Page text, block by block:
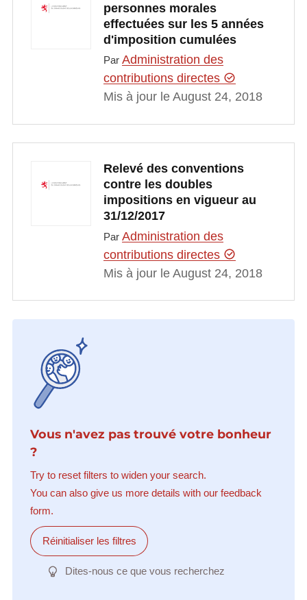
personnes morales
effectuées sur les 5 années
d'imposition cumulées
Par Administration des
contributions directes
Mis à jour le August 24, 2018
Relevé des conventions
contre les doubles
impositions en vigueur au
31/12/2017
Par Administration des
contributions directes
Mis à jour le August 24, 2018
Vous n'avez pas trouvé votre bonheur
?
Try to reset filters to widen your search.
You can also give us more details with our feedback
form.
Réinitialiser les filtres
Dites-nous ce que vous recherchez